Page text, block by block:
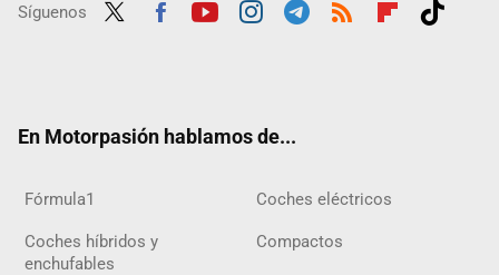
Síguenos
En Motorpasión hablamos de...
Fórmula1 Coches eléctricos
Coches híbridos y
enchufables
Compactos